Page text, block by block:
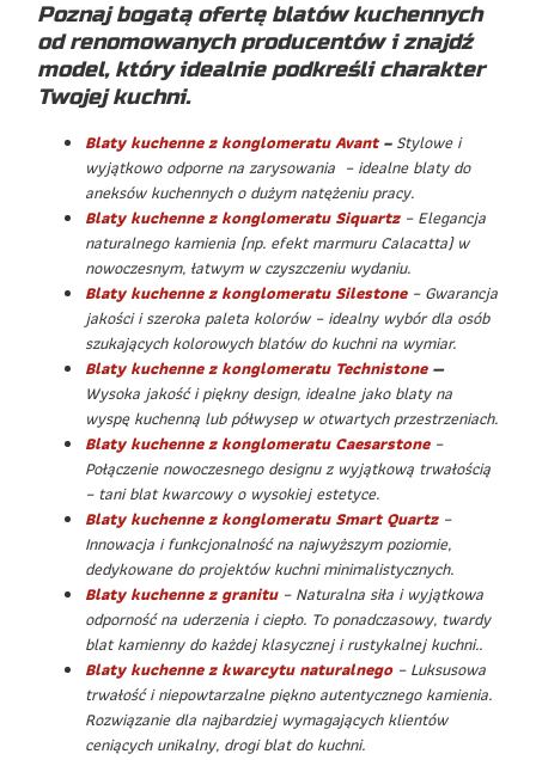
Poznaj bogatą ofertę blatów kuchennych
od renomowanych producentów i znajdź
model, który idealnie podkreśli charakter
Twojej kuchni.
Blaty kuchenne z konglomeratu Avant–Stylowe i
wyjątkowo odporne na zarysowania – idealne blaty do
aneksów kuchennych o dużym natężeniu pracy.
Blaty kuchenne z konglomeratu Siquartz– Elegancja
naturalnego kamienia (np. efekt marmuru Calacatta) w
nowoczesnym, łatwym w czyszczeniu wydaniu.
Blaty kuchenne z konglomeratu Silestone – Gwarancja
jakości i szeroka paleta kolorów – idealny wybór dla osób
szukających kolorowych blatów do kuchni na wymiar.
Blaty kuchenne z konglomeratu Technistone—
Wysoka jakość i piękny design, idealne jako blaty na
wyspę kuchenną lub półwysep w otwartych przestrzeniach.
Blaty kuchenne z konglomeratu Caesarstone–
Połączenie nowoczesnego designu z wyjątkową trwałością
– tani blat kwarcowy o wysokiej estetyce.
Blaty kuchenne z konglomeratu Smart Quartz –
Innowacja i funkcjonalność na najwyższym poziomie,
dedykowane do projektów kuchni minimalistycznych.
Blaty kuchenne z granitu – Naturalna siła i wyjątkowa
odporność na uderzenia i ciepło. To ponadczasowy, twardy
blat kamienny do każdej klasycznej i rustykalnej kuchni..
Blaty kuchenne z kwarcytu naturalnego – Luksusowa
trwałość i niepowtarzalne piękno autentycznego kamienia.
Rozwiązanie dla najbardziej wymagających klientów
ceniących unikalny, drogi blat do kuchni.